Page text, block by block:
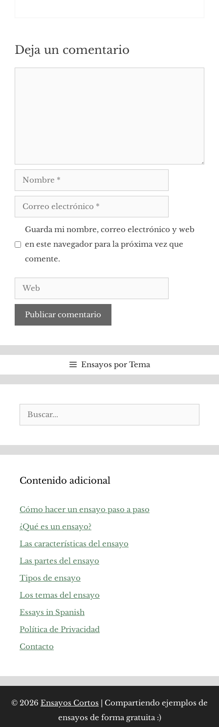
Deja un comentario
Nombre
Correo
electrónico
Guarda mi nombre, correo electrónico y web
en este navegador para la próxima vez que
comente.
Web
Ensayos por Tema
Buscar:
Contenido adicional
Cómo hacer un ensayo paso a paso
¿Qué es un ensayo?
Las características del ensayo
Las partes del ensayo
Tipos de ensayo
Los temas del ensayo
Essays in Spanish
Política de Privacidad
Contacto
© 2026 Ensayos Cortos | Compartiendo ejemplos de
ensayos de forma gratuita :)